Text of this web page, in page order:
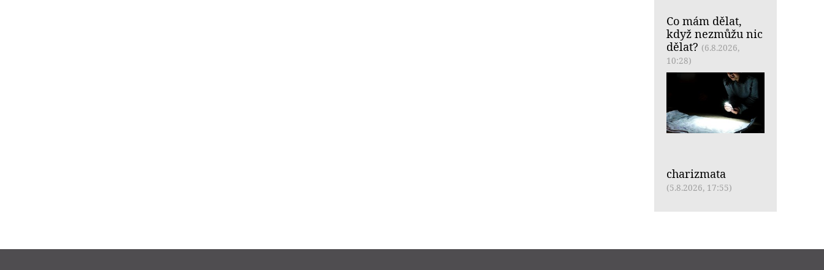
Co mám dělat,
když nezmůžu nic
dělat? (6.8.2026,
10:28)
charizmata
(5.8.2026, 17:55)